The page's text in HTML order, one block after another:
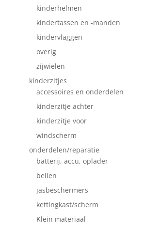
kinderhelmen
kindertassen en -manden
kindervlaggen
overig
zijwielen
kinderzitjes
accessoires en onderdelen
kinderzitje achter
kinderzitje voor
windscherm
onderdelen/reparatie
batterij, accu, oplader
bellen
jasbeschermers
kettingkast/scherm
Klein materiaal